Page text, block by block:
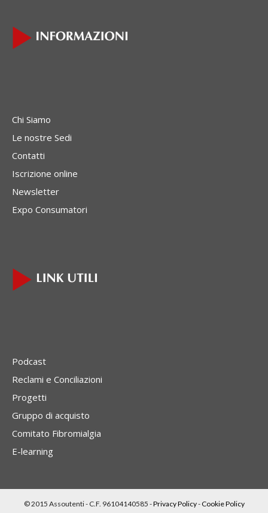
Chi Siamo
Le nostre Sedi
Contatti
Iscrizione online
Newsletter
Expo Consumatori
Podcast
Reclami e Conciliazioni
Progetti
Gruppo di acquisto
Comitato Fibromialgia
E-learning
© 2015 Assoutenti - C.F. 96104140585 -Privacy Policy-Cookie Policy